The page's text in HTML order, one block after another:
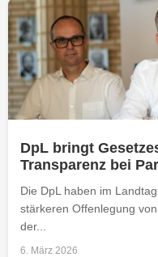
DpL bringt
Transparenz bei
Die DpL haben im
stärkeren Offenlegung
der...
6. März 2026